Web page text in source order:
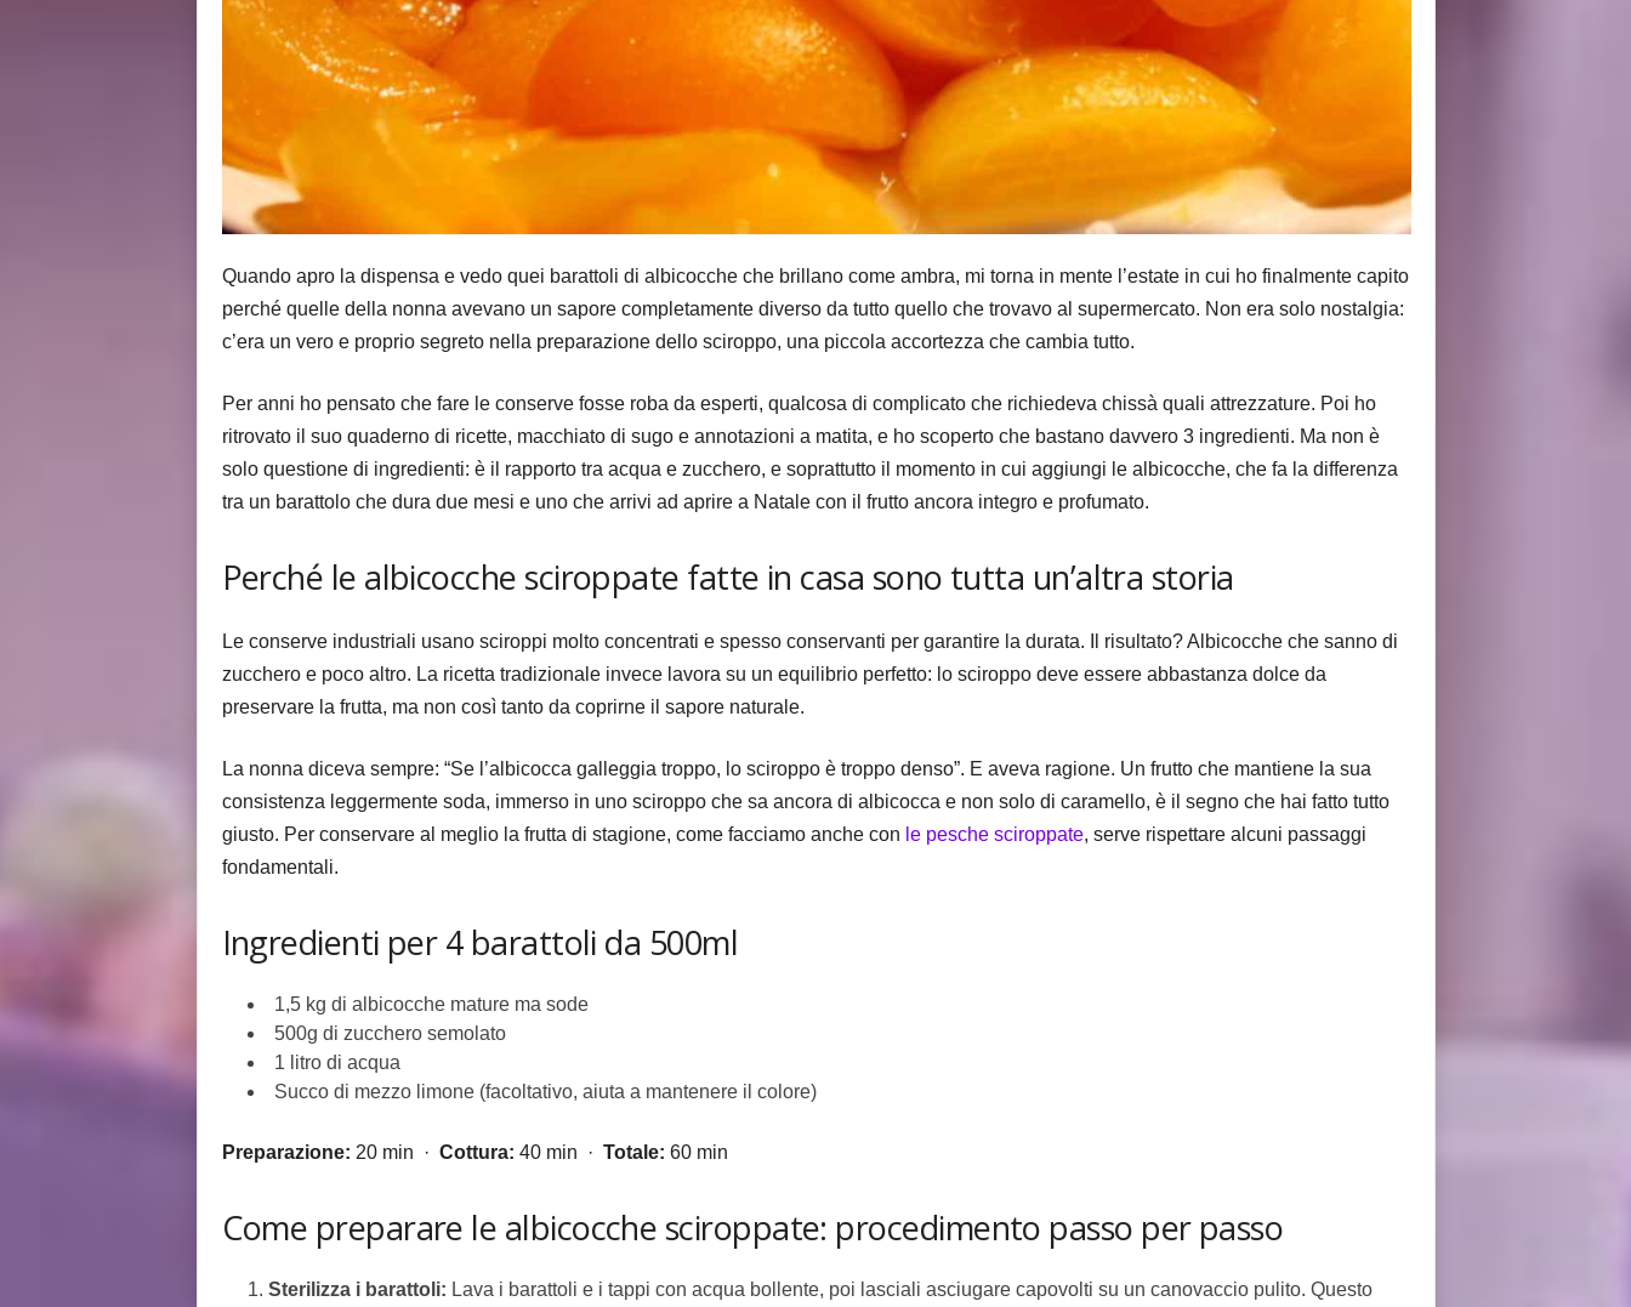
Quando apro la dispensa e vedo quei barattoli di albicocche che brillano come ambra, mi torna in mente l’estate in cui ho finalmente capito
perché quelle della nonna avevano un sapore completamente diverso da tutto quello che trovavo al supermercato. Non era solo nostalgia:
c’era un vero e proprio segreto nella preparazione dello sciroppo, una piccola accortezza che cambia tutto.
Per anni ho pensato che fare le conserve fosse roba da esperti, qualcosa di complicato che richiedeva chissà quali attrezzature. Poi ho
ritrovato il suo quaderno di ricette, macchiato di sugo e annotazioni a matita, e ho scoperto che bastano davvero 3 ingredienti. Ma non è
solo questione di ingredienti: è il rapporto tra acqua e zucchero, e soprattutto il momento in cui aggiungi le albicocche, che fa la differenza
tra un barattolo che dura due mesi e uno che arrivi ad aprire a Natale con il frutto ancora integro e profumato.
Perché le albicocche sciroppate fatte in casa sono tutta un’altra storia
Le conserve industriali usano sciroppi molto concentrati e spesso conservanti per garantire la durata. Il risultato? Albicocche che sanno di
zucchero e poco altro. La ricetta tradizionale invece lavora su un equilibrio perfetto: lo sciroppo deve essere abbastanza dolce da
preservare la frutta, ma non così tanto da coprirne il sapore naturale.
La nonna diceva sempre: “Se l’albicocca galleggia troppo, lo sciroppo è troppo denso”. E aveva ragione. Un frutto che mantiene la sua
consistenza leggermente soda, immerso in uno sciroppo che sa ancora di albicocca e non solo di caramello, è il segno che hai fatto tutto
giusto. Per conservare al meglio la frutta di stagione, come facciamo anche con le pesche sciroppate, serve rispettare alcuni passaggi
fondamentali.
Ingredienti per 4 barattoli da 500ml
1,5 kg di albicocche mature ma sode
500g di zucchero semolato
1 litro di acqua
Succo di mezzo limone (facoltativo, aiuta a mantenere il colore)
Preparazione: 20 min · Cottura: 40 min · Totale: 60 min
Come preparare le albicocche sciroppate: procedimento passo per passo
Sterilizza i barattoli: Lava i barattoli e i tappi con acqua bollente, poi lasciali asciugare capovolti su un canovaccio pulito. Questo